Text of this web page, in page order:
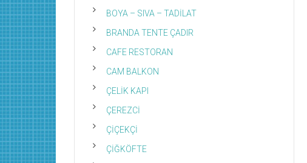
BOYA – SIVA – TADİLAT
BRANDA TENTE ÇADIR
CAFE RESTORAN
CAM BALKON
ÇELİK KAPI
ÇEREZCİ
ÇİÇEKÇİ
ÇİĞKÖFTE